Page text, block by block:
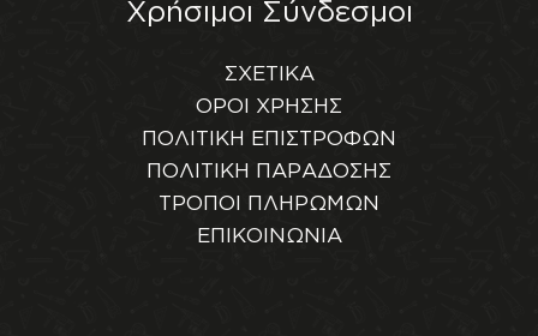
Χρήσιμοι Σύνδεσμοι
ΣΧΕΤΙΚΑ
ΟΡΟΙ ΧΡΗΣΗΣ
ΠΟΛΙΤΙΚΗ ΕΠΙΣΤΡΟΦΩΝ
ΠΟΛΙΤΙΚΗ ΠΑΡΑΔΟΣΗΣ
ΤΡΟΠΟΙ ΠΛΗΡΩΜΩΝ
ΕΠΙΚΟΙΝΩΝΙΑ